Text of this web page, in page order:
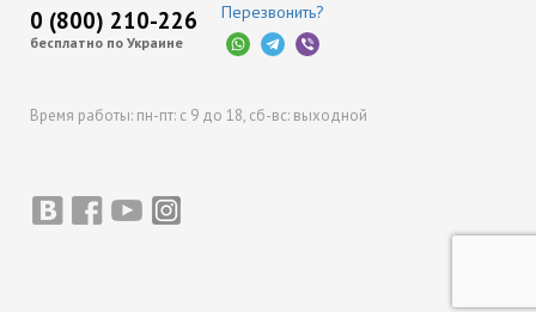
0 (800) 210-226
бесплатно по Украине
Перезвонить?
Время работы: пн-пт: с 9 до 18, сб-вс: выходной